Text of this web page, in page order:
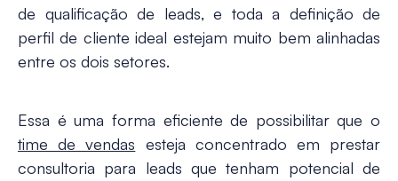
de qualificação de leads, e toda a definição de
perfil de cliente ideal estejam muito bem alinhadas
entre os dois setores.
Essa é uma forma eficiente de possibilitar que o
time de vendas esteja concentrado em prestar
consultoria para leads que tenham potencial de